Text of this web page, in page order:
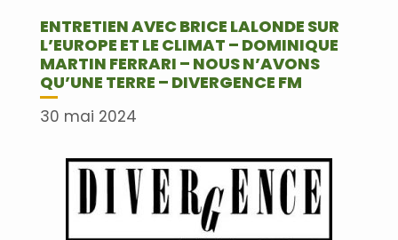
ENTRETIEN AVEC BRICE LALONDE SUR
L’EUROPE ET LE CLIMAT – DOMINIQUE
MARTIN FERRARI – NOUS N’AVONS
QU’UNE TERRE – DIVERGENCE FM
30 mai 2024